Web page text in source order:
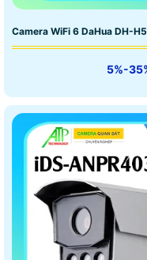
Camera WiFi 6 DaHua DH-
5%-